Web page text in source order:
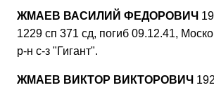
ЖМАЕВ ВАСИЛИЙ ФЕДОРОВИЧ
1229 сп 371 сд, погиб 09.12.41,
р-н с-з "Гигант".
ЖМАЕВ ВИКТОР ВИКТОРОВИЧ